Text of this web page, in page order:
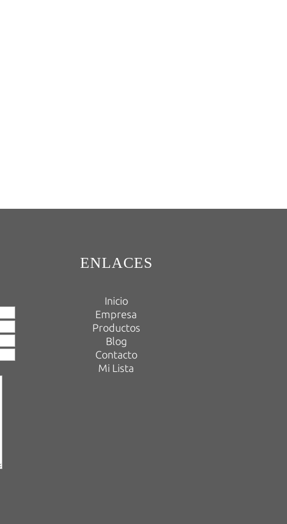
ENLACES
Inicio
Empresa
Productos
Blog
Contacto
Mi Lista